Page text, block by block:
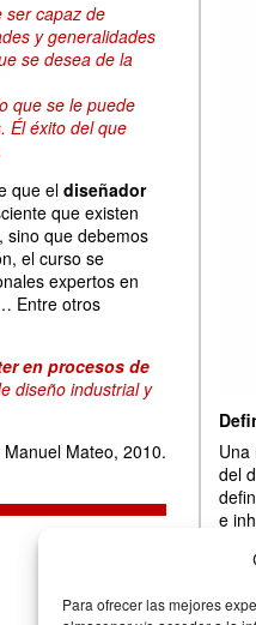
Para ofrecer las mejores
ser capaz de
y generalidades
se desea de la
que se le puede
Él éxito del que
que eldiseñador
que existen
sino que debemos
el curso se
expertos en
Entre otros
en procesos de
diseño industrial y
Manuel Mateo, 2010.
Una
del
e